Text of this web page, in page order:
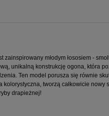
młodym łososiem -
unikalną konstrukcję ogona, która
Ten model porusza się równie
tworzą całkowicie nowy
drapieżnej!